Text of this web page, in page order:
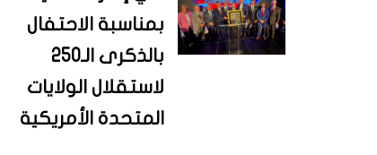
بمناسبة الاحتفال
بالذكرى الـ250
لاستقلال الولايات
المتحدة الأمريكية